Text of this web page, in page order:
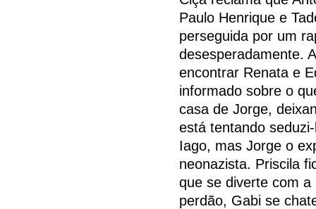
Paulo Henrique e
perseguida por um
desesperadamente.
encontrar Renata e
informado sobre o
casa de Jorge,
está tentando
Iago, mas Jorge o
neonazista. Priscila
que se diverte com
perdão, Gabi se